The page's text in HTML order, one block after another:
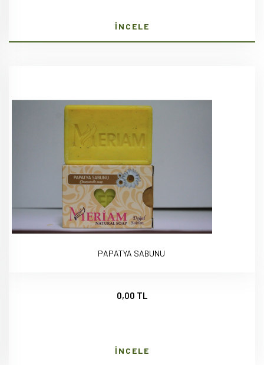
İNCELE
PAPATYA SABUNU
0,00 TL
İNCELE